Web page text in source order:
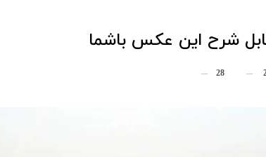
شرح این عکس باشما
28